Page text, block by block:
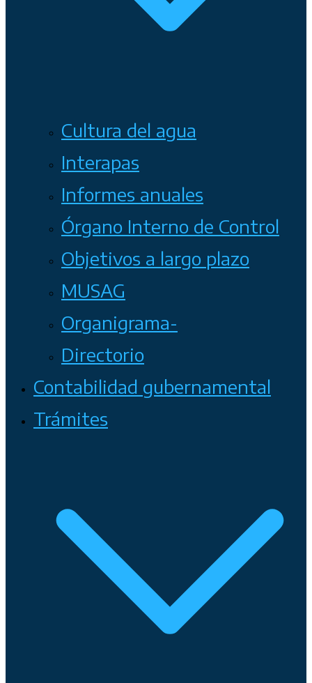
Cultura del agua
Interapas
Informes anuales
Órgano Interno de Control
Objetivos a largo plazo
MUSAG
Organigrama-
Directorio
Contabilidad gubernamental
Trámites